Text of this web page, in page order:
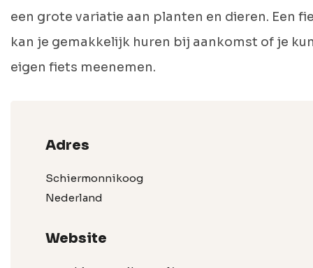
een grote variatie aan planten en dieren. Een
kan je gemakkelijk huren bij aankomst of je
eigen fiets meenemen.
Adres
Schiermonnikoog
Nederland
Website